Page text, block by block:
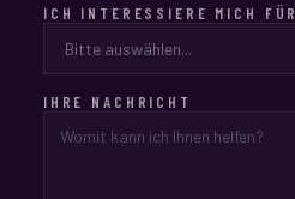
ICH INTERESSIERE MICH FÜR
IHRE NACHRICHT